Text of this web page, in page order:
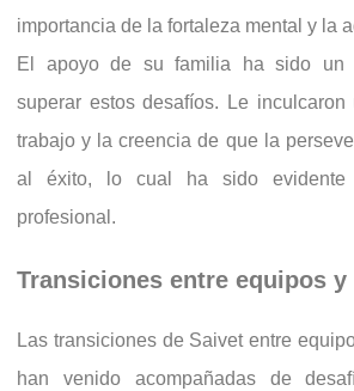
importancia de la fortaleza mental y la
El apoyo de su familia ha sido un
superar estos desafíos. Le
trabajo y la creencia de que la
al éxito, lo cual ha sido evidente
profesional.
Transiciones entre equipos
Las transiciones de Saivet entre
han venido acompañadas de